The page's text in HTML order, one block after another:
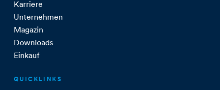
Karriere
Unternehmen
Magazin
Downloads
Einkauf
QUICKLINKS